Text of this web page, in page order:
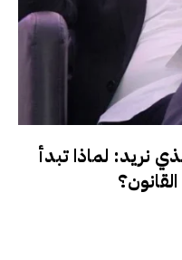
نريد: لماذا تبدأ